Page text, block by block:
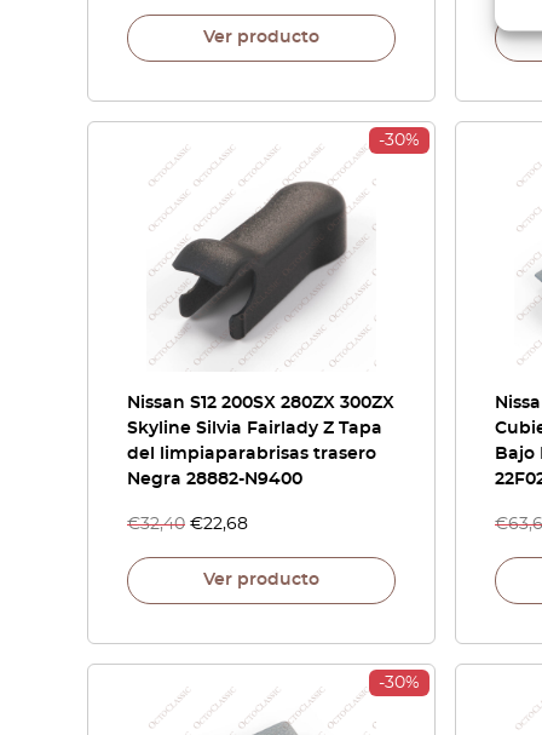
Ver producto
-30%
Nissan S12 200SX 280ZX 300ZX
Skyline Silvia Fairlady Z Tapa
del limpiaparabrisas trasero
Negra 28882-N9400
€32,40 €22,68
Ver producto
Bajo
€
-30%